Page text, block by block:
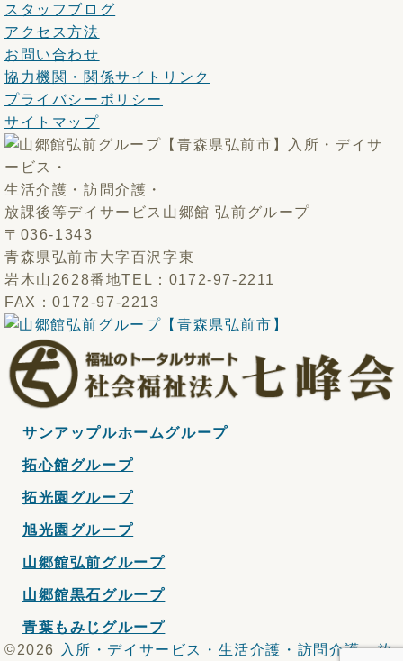
スタッフブログ
アクセス方法
お問い合わせ
協力機関・関係サイトリンク
プライバシーポリシー
サイトマップ
入所・デイサ
ービス・
生活介護・訪問介護・
放課後等デイサービス 山郷館 弘前グループ
〒036-1343
青森県弘前市大字百沢字東
岩木山2628番地TEL：0172-97-2211
FAX：0172-97-2213
サンアップルホームグループ
拓心館グループ
拓光園グループ
旭光園グループ
山郷館弘前グループ
山郷館黒石グループ
青葉もみじグループ
©2026
入所・デイサービス・生活介護・訪問介護・放